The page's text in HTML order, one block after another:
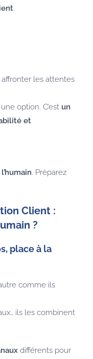
.
les attentes
option. C’est un
et
. Préparez
Client :
?
place à la
comme ils
ils les combinent
différents pour